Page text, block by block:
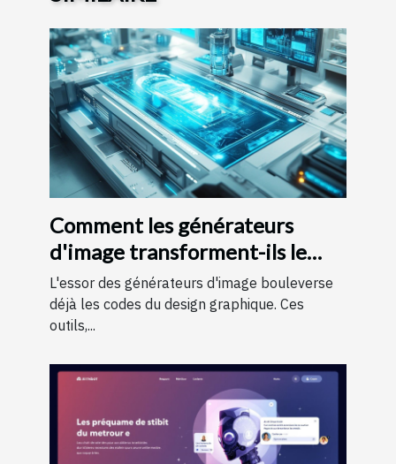
Comment les générateurs
d'image transforment-ils le
monde du design graphique ?
L'essor des générateurs d'image bouleverse
déjà les codes du design graphique. Ces
outils,...